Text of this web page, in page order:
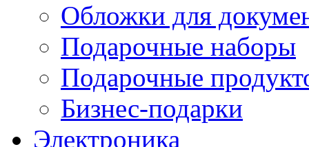
Обложки для
Подарочные наборы
Подарочные
Бизнес-подарки
Электроника